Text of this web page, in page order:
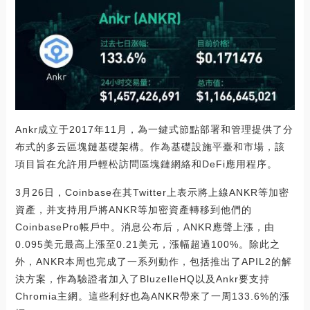
Ankr成立于2017年11月，為一鍵式節點部署和管理提供了分
布式的多云區塊鏈基礎架構。作為基礎設施平臺和市場，該
項目旨在允許用戶輕松訪問區塊鏈網絡和DeFi應用程序。
3月26日，Coinbase在其Twitter上表示將上線ANKR等加密
資產，并支持用戶將ANKR等加密資產轉移到他們的
CoinbasePro帳戶中。消息公布后，ANKR應聲上漲，由
0.095美元最高上漲至0.21美元，漲幅超過100%。除此之
外，ANKR本周也完成了一系列動作，包括推出了APIL2的解
決方案，作為驗證者加入了BluzelleHQ以及Ankr要支持
Chromia主網。這些利好也為ANKR帶來了一周133.6%的漲